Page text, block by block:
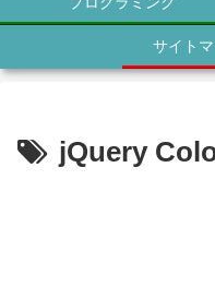
サイトマ
jQuery